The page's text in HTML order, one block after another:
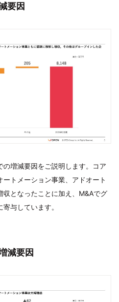
要因
増減要因をご説明します。コア
トメーション事業、アドオート
収となったことに加え、M&Aでグ
与しています。
減要因